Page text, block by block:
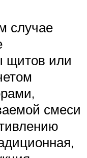
случае
щитов или
смеси